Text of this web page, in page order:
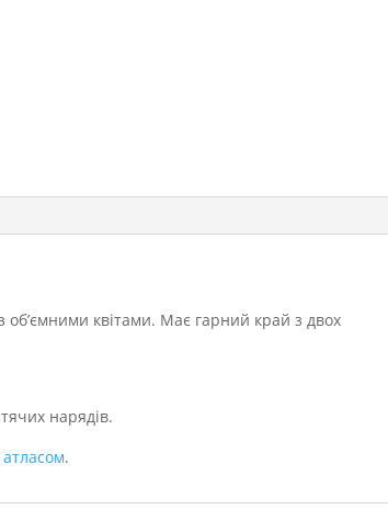
квітами. Має гарний край з двох
нарядів.
.